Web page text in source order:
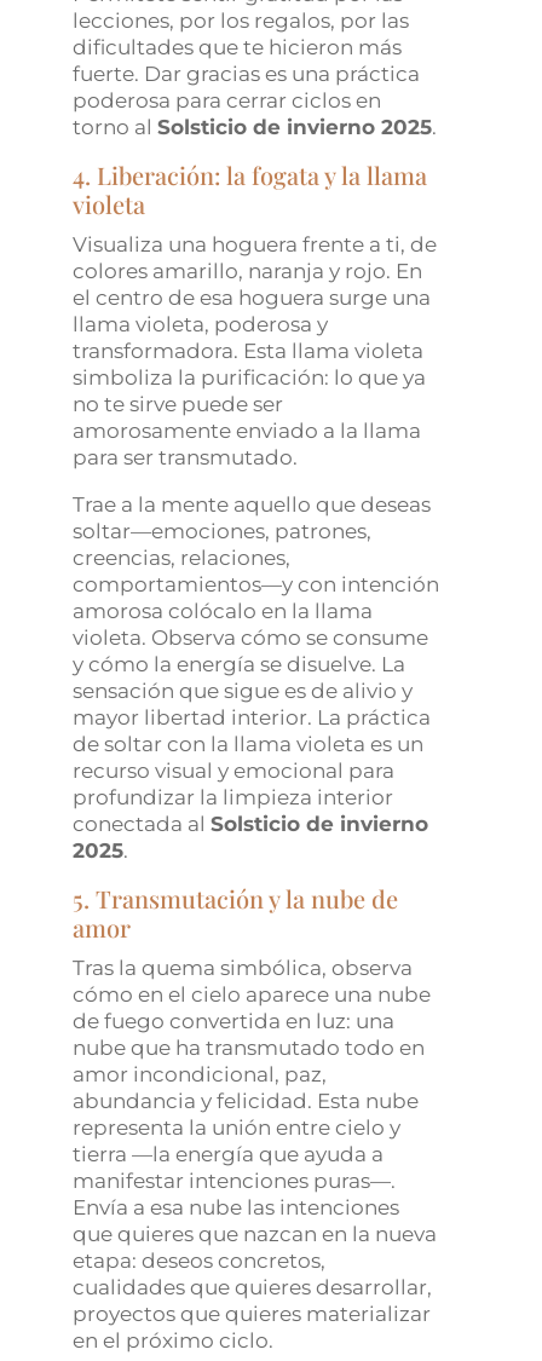
lecciones, por los regalos, por las
dificultades que te hicieron más
fuerte. Dar gracias es una práctica
poderosa para cerrar ciclos en
torno alSolsticio de invierno 2025.
4. Liberación: la fogata y la llama
violeta
Visualiza una hoguera frente a ti, de
colores amarillo, naranja y rojo. En
el centro de esa hoguera surge una
llama violeta, poderosa y
transformadora. Esta llama violeta
simboliza la purificación: lo que ya
no te sirve puede ser
amorosamente enviado a la llama
para ser transmutado.
Trae a la mente aquello que deseas
soltar—emociones, patrones,
creencias, relaciones,
comportamientos—y con intención
amorosa colócalo en la llama
violeta. Observa cómo se consume
y cómo la energía se disuelve. La
sensación que sigue es de alivio y
mayor libertad interior. La práctica
de soltar con la llama violeta es un
recurso visual y emocional para
profundizar la limpieza interior
conectada alSolsticio de invierno
2025.
5. Transmutación y la nube de
amor
Tras la quema simbólica, observa
cómo en el cielo aparece una nube
de fuego convertida en luz: una
nube que ha transmutado todo en
amor incondicional, paz,
abundancia y felicidad. Esta nube
representa la unión entre cielo y
tierra —la energía que ayuda a
manifestar intenciones puras—.
Envía a esa nube las intenciones
que quieres que nazcan en la nueva
etapa: deseos concretos,
cualidades que quieres desarrollar,
proyectos que quieres materializar
en el próximo ciclo.